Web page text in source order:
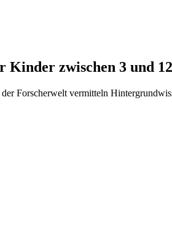
Kinder zwischen 3 und
Forscherwelt vermitteln